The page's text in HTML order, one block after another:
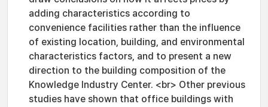
adding characteristics according to
convenience facilities rather than the influence
of existing location, building, and environmental
characteristics factors, and to present a new
direction to the building composition of the
Knowledge Industry Center. <br> Other previous
studies have shown that office buildings with